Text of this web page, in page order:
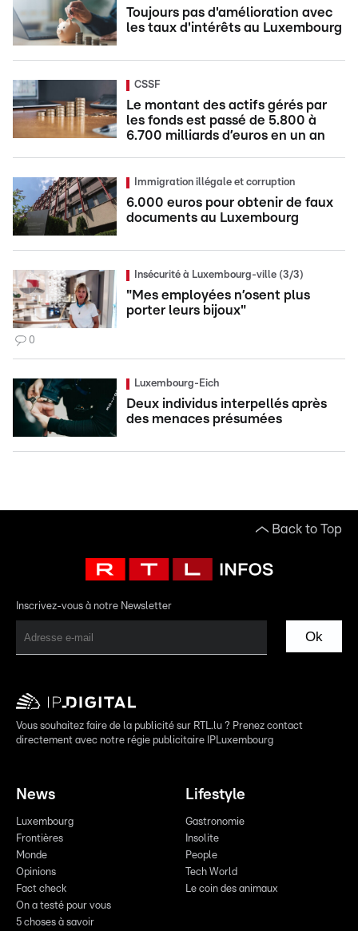
Toujours pas d'amélioration avec
les taux d'intérêts au Luxembourg
CSSF
Le montant des actifs gérés par
les fonds est passé de 5.800 à
6.700 milliards d’euros en un an
Immigration illégale et corruption
6.000 euros pour obtenir de faux
documents au Luxembourg
Insécurité à Luxembourg-ville (3/3)
"Mes employées n’osent plus
porter leurs bijoux"
0
Luxembourg-Eich
Deux individus interpellés après
des menaces présumées
Back to Top
Inscrivez-vous à notre Newsletter
Ok
Vous souhaitez faire de la publicité sur RTL.lu ? Prenez contact
directement avec notre régie publicitaire IPLuxembourg
News
Luxembourg
Frontières
Monde
Opinions
Fact check
On a testé pour vous
5 choses à savoir
Lifestyle
Gastronomie
Insolite
People
Tech World
Le coin des animaux